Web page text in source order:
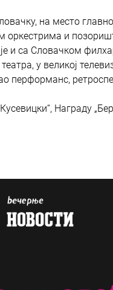
на место
оркестрима и
и са Словачком
у великој
перформанс,
Награду